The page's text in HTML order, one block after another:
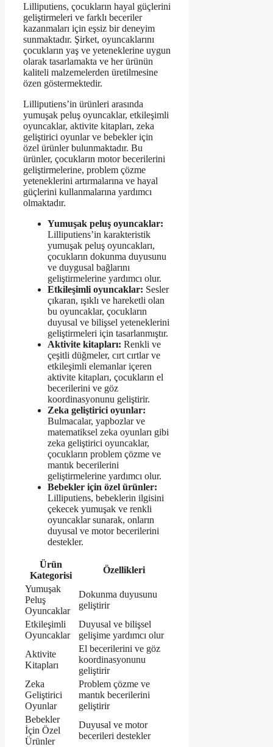
Lilliputiens, çocukların hayal güçlerini
geliştirmeleri ve farklı beceriler
kazanmaları için eşsiz bir deneyim
sunmaktadır. Şirket, oyuncaklarını
çocukların yaş ve yeteneklerine uygun
olarak tasarlamakta ve her ürünün
kaliteli malzemelerden üretilmesine
özen göstermektedir.
Lilliputiens’in ürünleri arasında
yumuşak peluş oyuncaklar, etkileşimli
oyuncaklar, aktivite kitapları, zeka
geliştirici oyunlar ve bebekler için
özel ürünler bulunmaktadır. Bu
ürünler, çocukların motor becerilerini
geliştirmelerine, problem çözme
yeteneklerini artırmalarına ve hayal
güçlerini kullanmalarına yardımcı
olmaktadır.
Yumuşak peluş oyuncaklar:
Lilliputiens’in karakteristik
yumuşak peluş oyuncakları,
çocukların dokunma duyusunu
ve duygusal bağlarını
geliştirmelerine yardımcı olur.
Etkileşimli oyuncaklar: Sesler
çıkaran, ışıklı ve hareketli olan
bu oyuncaklar, çocukların
duyusal ve bilişsel yeteneklerini
geliştirmeleri için tasarlanmıştır.
Aktivite kitapları: Renkli ve
çeşitli düğmeler, cırt cırtlar ve
etkileşimli elemanlar içeren
aktivite kitapları, çocukların el
becerilerini ve göz
koordinasyonunu geliştirir.
Zeka geliştirici oyunlar:
Bulmacalar, yapbozlar ve
matematiksel zeka oyunları gibi
zeka geliştirici oyuncaklar,
çocukların problem çözme ve
mantık becerilerini
geliştirmelerine yardımcı olur.
Bebekler için özel ürünler:
Lilliputiens, bebeklerin ilgisini
çekecek yumuşak ve renkli
oyuncaklar sunarak, onların
duyusal ve motor becerilerini
destekler.
Ürün
Kategorisi
Özellikleri
Yumuşak
Peluş
Oyuncaklar
Dokunma duyusunu
geliştirir
Etkileşimli
Oyuncaklar
Duyusal ve bilişsel
gelişime yardımcı olur
Aktivite
Kitapları
El becerilerini ve göz
koordinasyonunu
geliştirir
Zeka
Geliştirici
Oyunlar
Problem çözme ve
mantık becerilerini
geliştirir
Bebekler
İçin Özel
Ürünler
Duyusal ve motor
becerileri destekler